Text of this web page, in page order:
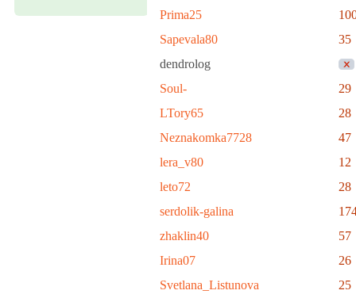
Prima25
Sapevala80
35
dendrolog
Soul-
29
LTory65
28
Neznakomka7728
47
lera_v80
12
leto72
28
serdolik-galina
zhaklin40
57
Irina07
26
Svetlana_Listunova
25